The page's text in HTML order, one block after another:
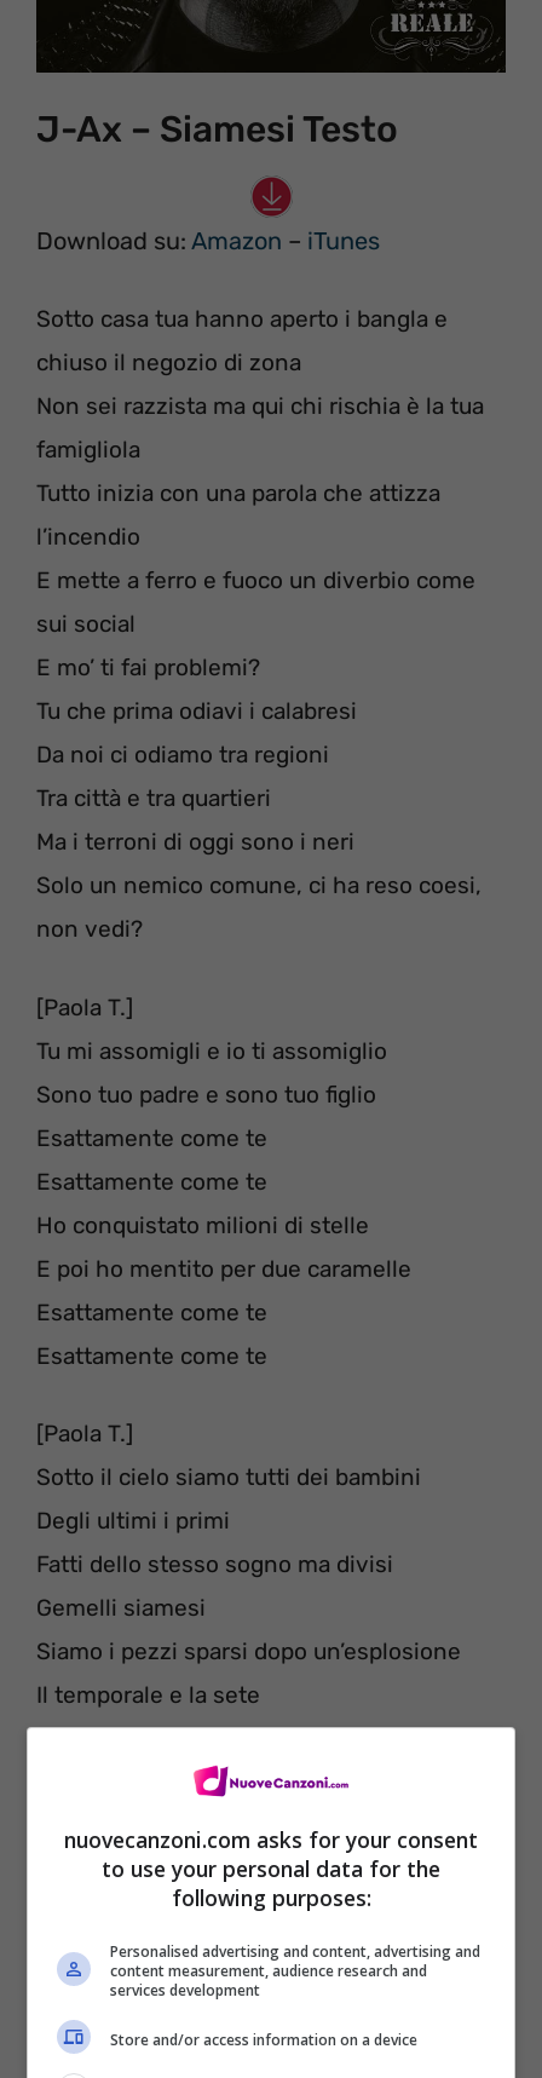
J-Ax – Siamesi Testo
Download su: Amazon – iTunes
Sotto casa tua hanno aperto i bangla e
chiuso il negozio di zona
Non sei razzista ma qui chi rischia è la tua
famigliola
Tutto inizia con una parola che attizza
l’incendio
E mette a ferro e fuoco un diverbio come
sui social
E mo’ ti fai problemi?
Tu che prima odiavi i calabresi
Da noi ci odiamo tra regioni
Tra città e tra quartieri
Ma i terroni di oggi sono i neri
Solo un nemico comune, ci ha reso coesi,
non vedi?
[Paola T.]
Tu mi assomigli e io ti assomiglio
Sono tuo padre e sono tuo figlio
Esattamente come te
Esattamente come te
Ho conquistato milioni di stelle
E poi ho mentito per due caramelle
Esattamente come te
Esattamente come te
[Paola T.]
Sotto il cielo siamo tutti dei bambini
Degli ultimi i primi
Fatti dello stesso sogno ma divisi
Gemelli siamesi
Siamo i pezzi sparsi dopo un’esplosione
Il temporale e la sete
Due lancette, a mezzanotte
nuovecanzoni.com asks for your consent
to use your personal data for the
following purposes:
Personalised advertising and content, advertising and
content measurement, audience research and
services development
Store and/or access information on a device